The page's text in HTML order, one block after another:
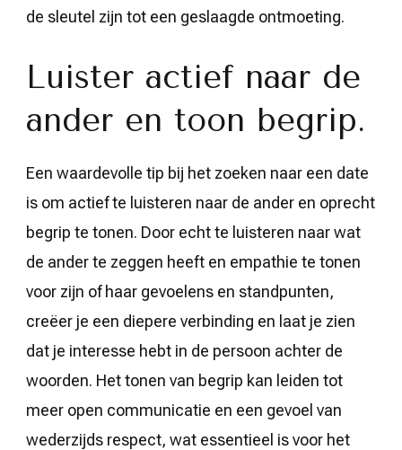
de sleutel zijn tot een geslaagde ontmoeting.
Luister actief naar de
ander en toon begrip.
Een waardevolle tip bij het zoeken naar een date
is om actief te luisteren naar de ander en oprecht
begrip te tonen. Door echt te luisteren naar wat
de ander te zeggen heeft en empathie te tonen
voor zijn of haar gevoelens en standpunten,
creëer je een diepere verbinding en laat je zien
dat je interesse hebt in de persoon achter de
woorden. Het tonen van begrip kan leiden tot
meer open communicatie en een gevoel van
wederzijds respect, wat essentieel is voor het